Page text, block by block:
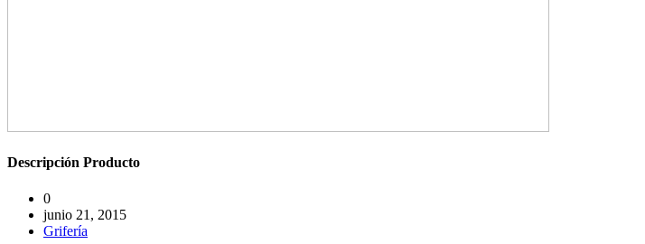
Descripción Producto
0
junio 21, 2015
Grifería